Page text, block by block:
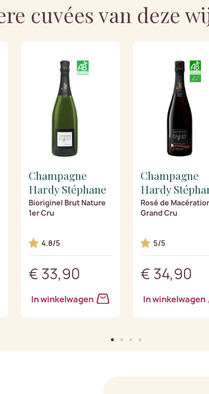
cuvées van deze
Champagne
Hardy Stéphane
Bioriginel Brut Nature
1er Cru
4.8/5
€ 33,90
In winkelwagen
Champagne
Hardy
Rosé de
Grand Cru
5/5
€ 34,90
In winkelwagen